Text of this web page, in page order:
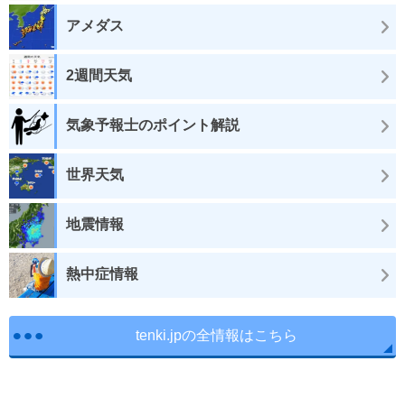
アメダス
2週間天気
気象予報士のポイント解説
世界天気
地震情報
熱中症情報
tenki.jpの全情報はこちら